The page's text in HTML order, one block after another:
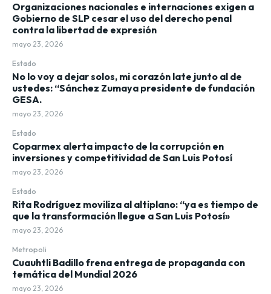
Organizaciones nacionales e internaciones exigen a
Gobierno de SLP cesar el uso del derecho penal
contra la libertad de expresión
mayo 23, 2026
Estado
No lo voy a dejar solos, mi corazón late junto al de
ustedes: “Sánchez Zumaya presidente de fundación
GESA.
mayo 23, 2026
Estado
Coparmex alerta impacto de la corrupción en
inversiones y competitividad de San Luis Potosí
mayo 23, 2026
Estado
Rita Rodríguez moviliza al altiplano: “ya es tiempo de
que la transformación llegue a San Luis Potosí»
mayo 23, 2026
Metropoli
Cuauhtli Badillo frena entrega de propaganda con
temática del Mundial 2026
mayo 23, 2026